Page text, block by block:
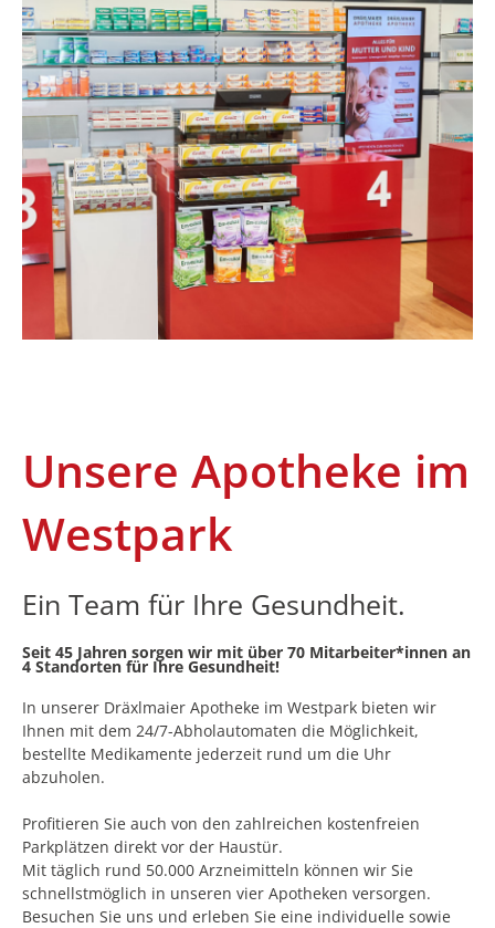
Unsere Apotheke im
Westpark
Ein Team für Ihre Gesundheit.
Seit 45 Jahren sorgen wir mit über 70 Mitarbeiter*innen an
4 Standorten für Ihre Gesundheit!
In unserer Dräxlmaier Apotheke im Westpark bieten wir
Ihnen mit dem 24/7-Abholautomaten die Möglichkeit,
bestellte Medikamente jederzeit rund um die Uhr
abzuholen.
Profitieren Sie auch von den zahlreichen kostenfreien
Parkplätzen direkt vor der Haustür.
Mit täglich rund 50.000 Arzneimitteln können wir Sie
schnellstmöglich in unseren vier Apotheken versorgen.
Besuchen Sie uns und erleben Sie eine individuelle sowie